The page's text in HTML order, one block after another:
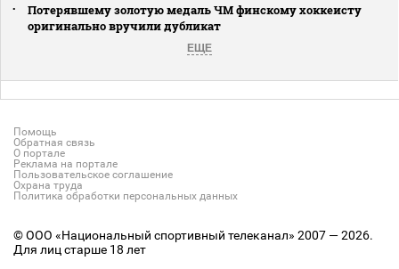
Потерявшему золотую медаль ЧМ финскому хоккеисту
оригинально вручили дубликат
ЕЩЕ
Помощь
Обратная связь
О портале
Реклама на портале
Пользовательское соглашение
Охрана труда
Политика обработки персональных данных
© ООО «Национальный спортивный телеканал» 2007 — 2026.
Для лиц старше 18 лет